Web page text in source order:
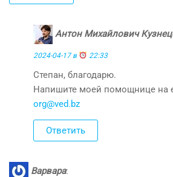
Антон Михайлович
2024-04-17 в 22:33
Степан, благодарю.
Напишите моей помощнице на
org@ved.bz
Ответить
Варвара: